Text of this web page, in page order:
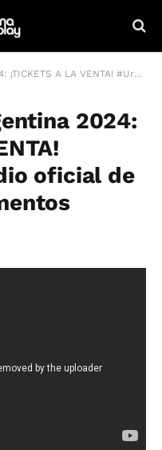
#UrbanaPlay, radio oficial de tus mejores momentos
2024:
oficial de